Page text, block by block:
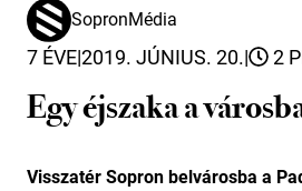
SopronMédia
7 ÉVE|2019. JÚNIUS. 20.| 2
Egy éjszaka a
Visszatér Sopron belvárosba a